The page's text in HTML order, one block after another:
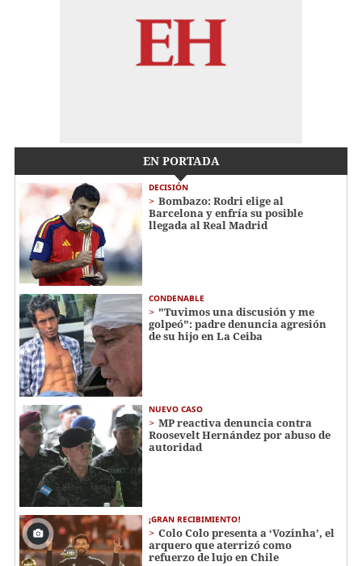
EN PORTADA
DECISIÓN
Bombazo: Rodri elige al
Barcelona y enfría su posible
llegada al Real Madrid
CONDENABLE
"Tuvimos una discusión y me
golpeó": padre denuncia agresión
de su hijo en La Ceiba
NUEVO CASO
MP reactiva denuncia contra
Roosevelt Hernández por abuso de
autoridad
¡GRAN RECIBIMIENTO!
Colo Colo presenta a ‘Vozinha’, el
arquero que aterrizó como
refuerzo de lujo en Chile